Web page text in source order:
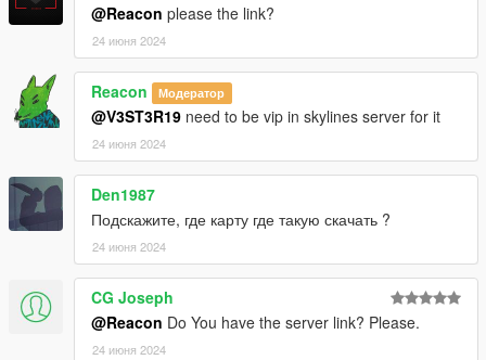
@Reacon please the link?
24 июня 2024
Reacon Модератор
@V3ST3R19 need to be vip in skylines server for it
24 июня 2024
Den1987
Подскажите, где карту где такую скачать ?
24 июня 2024
CG Joseph
@Reacon Do You have the server link? Please.
24 июня 2024